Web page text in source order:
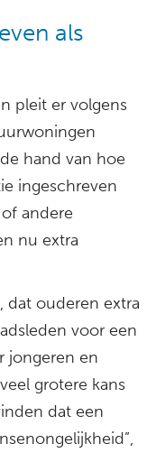
als
pleit er volgens
hand van hoe
ingeschreven
andere
nu extra
dat ouderen extra
voor een
jongeren en
grotere kans
dat een